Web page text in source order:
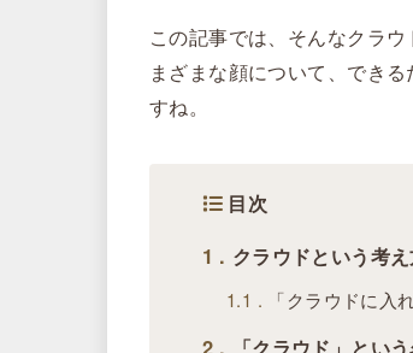
この記事では、そんなクラ
まざまな顔について、でき
すね。
目次
1
クラウドという考
1.1 「クラウドに入
2
「クラウド」とい